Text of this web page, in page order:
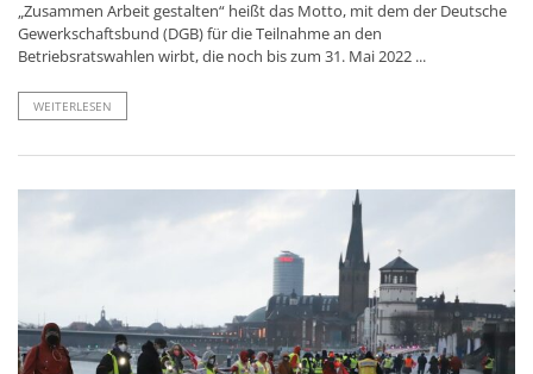
„Zusammen Arbeit gestalten“ heißt das Motto, mit dem der Deutsche
Gewerkschaftsbund (DGB) für die Teilnahme an den
Betriebsratswahlen wirbt, die noch bis zum 31. Mai 2022 ...
WEITERLESEN